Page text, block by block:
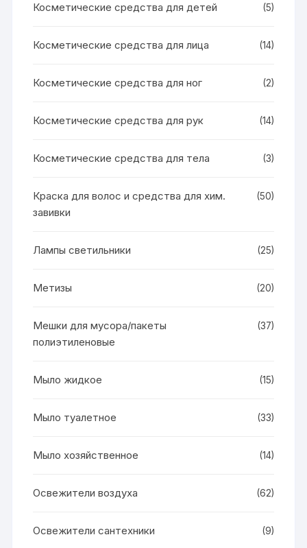
Косметические средства для детей (5)
Косметические средства для лица (14)
Косметические средства для ног (2)
Косметические средства для рук (14)
Косметические средства для тела (3)
Краска для волос и средства для хим.
завивки
(50)
Лампы светильники (25)
Метизы (20)
Мешки для мусора/пакеты
полиэтиленовые
(37)
Мыло жидкое (15)
Мыло туалетное (33)
Мыло хозяйственное (14)
Освежители воздуха (62)
Освежители сантехники (9)